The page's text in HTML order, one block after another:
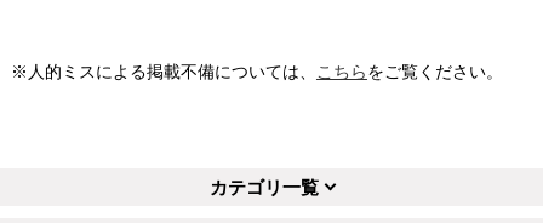
※人的ミスによる掲載不備については、 こちらをご覧ください。
カテゴリ一覧